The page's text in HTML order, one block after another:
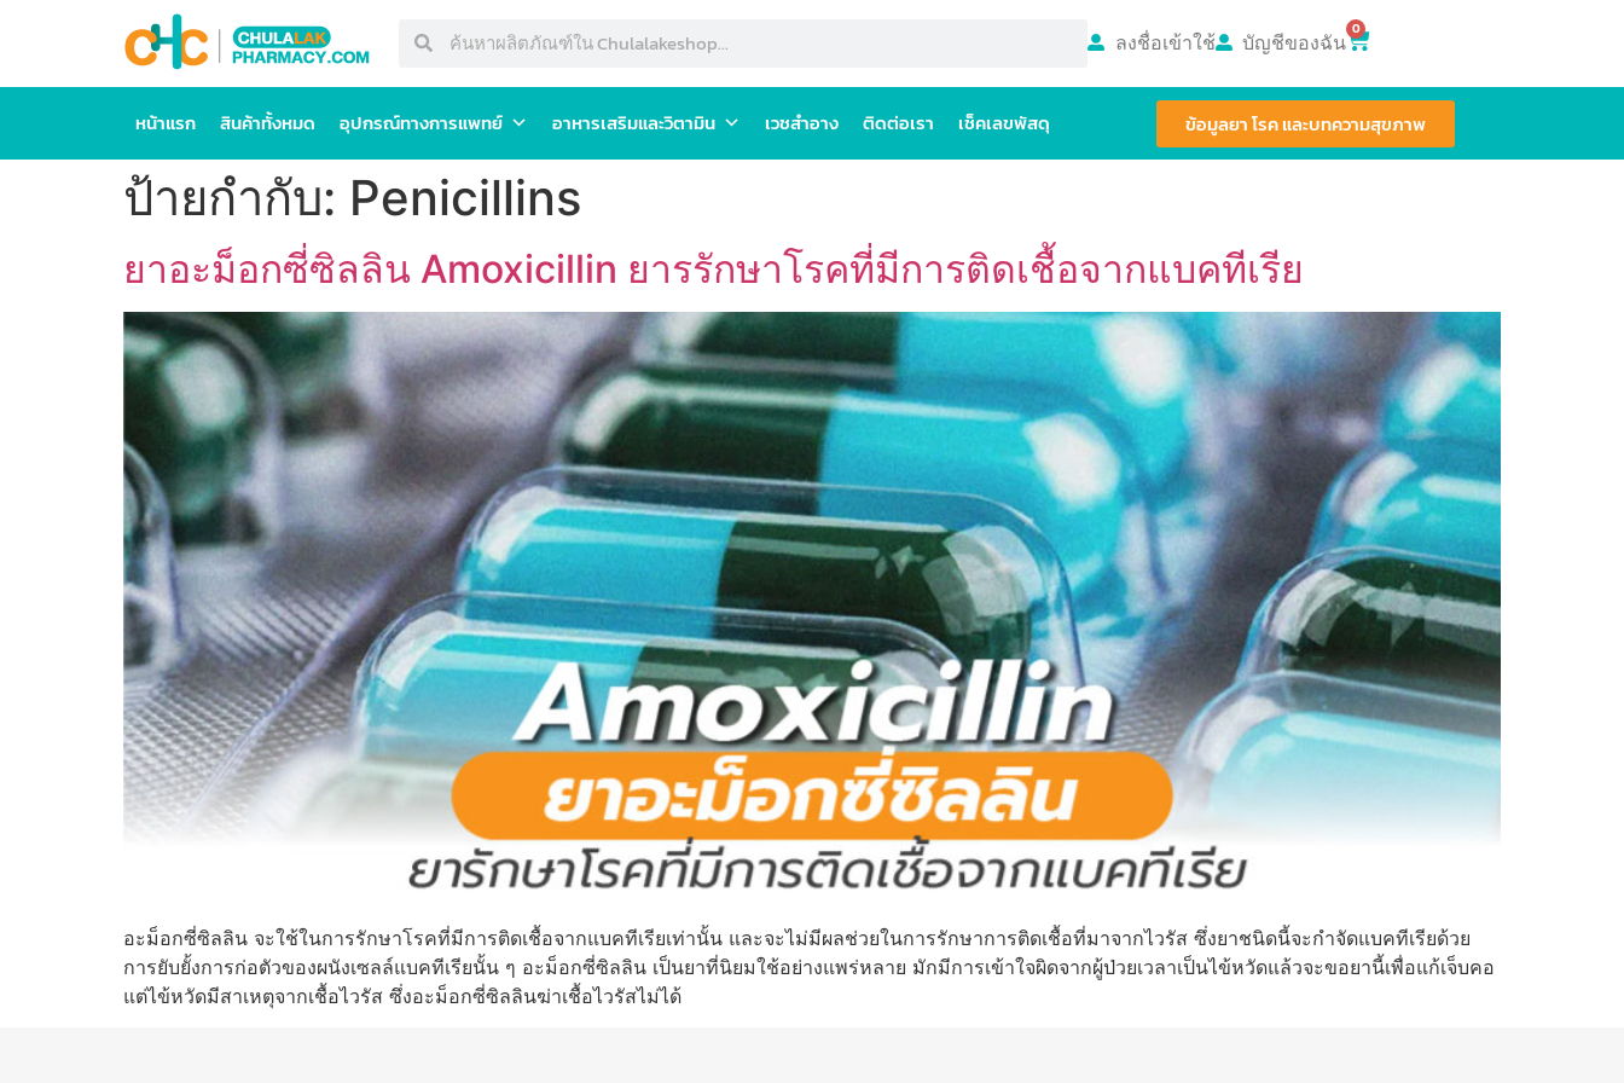
ลงชื่อเข้าใช้ บัญชีของฉัน 0
หน้าแรก สินค้าทั้งหมด อุปกรณ์ทางการแพทย์ อาหารเสริมและวิตามิน เวชสำอาง ติดต่อเรา เช็คเลขพัสดุ ข้อมูลยา โรค และบทความสุขภาพ
ป้ายกำกับ: Penicillins
ยาอะม็อกซี่ซิลลิน Amoxicillin ยารรักษาโรคที่มีการติดเชื้อจากแบคทีเรีย
อะม็อกซี่ซิลลิน จะใช้ในการรักษาโรคที่มีการติดเชื้อจากแบคทีเรียเท่านั้น และจะไม่มีผลช่วยในการรักษาการติดเชื้อที่มาจากไวรัส ซึ่งยาชนิดนี้จะกำจัดแบคทีเรียด้วย
การยับยั้งการก่อตัวของผนังเซลล์แบคทีเรียนั้น ๆ อะม็อกซี่ซิลลิน เป็นยาที่นิยมใช้อย่างแพร่หลาย มักมีการเข้าใจผิดจากผู้ป่วยเวลาเป็นไข้หวัดแล้วจะขอยานี้เพื่อแก้เจ็บคอ
แต่ไข้หวัดมีสาเหตุจากเชื้อไวรัส ซึ่งอะม็อกซี่ซิลลินฆ่าเชื้อไวรัสไม่ได้